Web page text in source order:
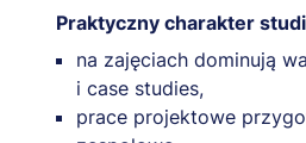
Praktyczny charakter
na zajęciach dominują
i case studies,
prace projektowe